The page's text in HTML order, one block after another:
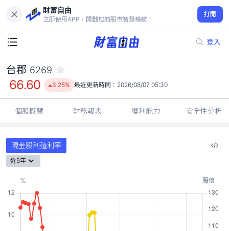
財富自由
立即使用APP，開啟您的股市智慧導航！
打開
登入
66.60
3.25%
台郡 6269
66.60 3.25% 最近更新時間： 2026/08/07 05:30
個股概覽 財務報表 獲利能力 安全性分析
現金股利殖利率
近5年